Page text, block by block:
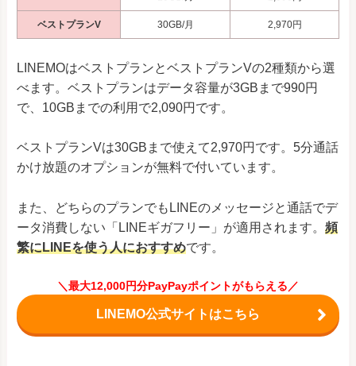
ベストプランV 30GB/月 2,970円
LINEMOはベストプランとベストプランVの2種類から選
べます。ベストプランはデータ容量が3GBまで990円
で、10GBまでの利用で2,090円です。
ベストプランVは30GBまで使えて2,970円です。5分通話
かけ放題のオプションが無料で付いています。
また、どちらのプランでもLINEのメッセージと通話でデ
ータ消費しない「LINEギガフリー」が適用されます。 頻
繁にLINEを使う人におすすめです。
＼最大12,000円分PayPayポイントがもらえる／
LINEMO公式サイトはこちら